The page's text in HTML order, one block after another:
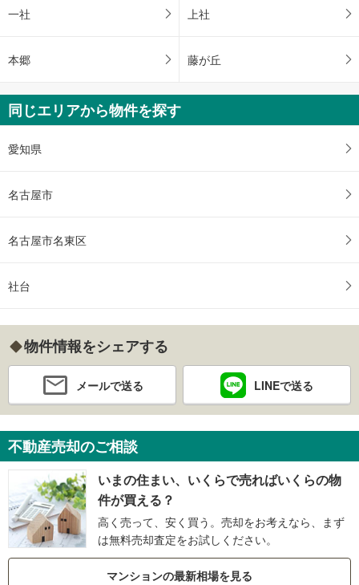
一社 上社
本郷 藤が丘
同じエリアから物件を探す
愛知県
名古屋市
名古屋市名東区
社台
物件情報をシェアする
メールで送る LINEで送る
不動産売却のご相談
いまの住まい、いくらで売ればいくらの物
件が買える？
高く売って、安く買う。売却をお考えなら、まず
は無料売却査定をお試しください。
マンションの最新相場を見る